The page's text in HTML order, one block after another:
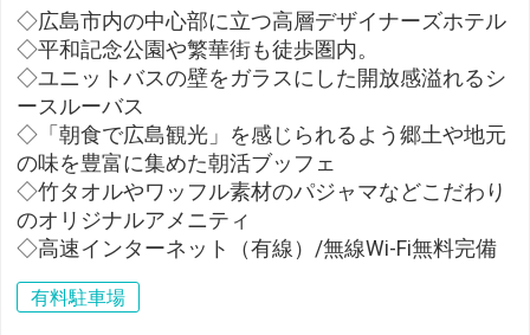
◇広島市内の中心部に立つ高層デザイナーズホテル
◇平和記念公園や繁華街も徒歩圏内。
◇ユニットバスの壁をガラスにした開放感溢れるシ
ースルーバス
◇「朝食で広島観光」を感じられるよう郷土や地元
の味を豊富に集めた朝活ブッフェ
◇竹タオルやワッフル素材のパジャマなどこだわり
のオリジナルアメニティ
◇高速インターネット（有線）/無線Wi-Fi無料完備
有料駐車場